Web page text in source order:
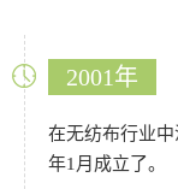
2001年
在无纺布行业
年1月成立了。